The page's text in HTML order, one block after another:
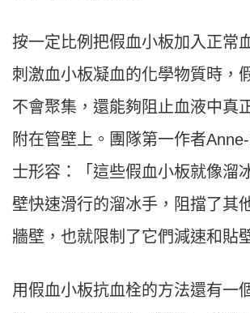
按一定比例把假血小板加入正常
刺激血小板凝血的化學物質時，
不會聚集，還能夠阻止血液中真
附在管壁上。團隊第一作者
士形容：「這些假血小板就像溜
壁快速滑行的溜冰手，阻擋了其
牆壁，也就限制了它們減速和貼
用假血小板抗血栓的方法還有一